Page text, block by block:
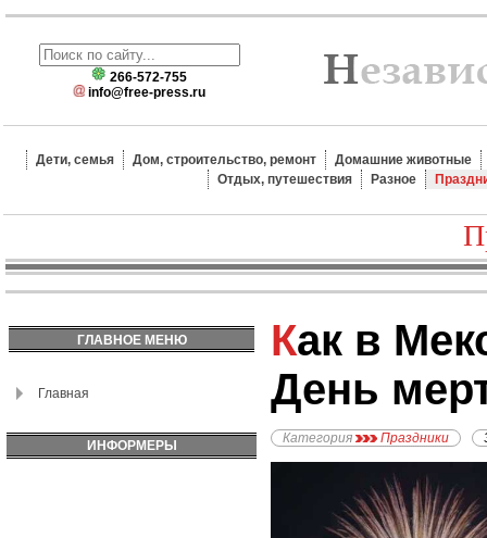
266-572-755
info@free-press.ru
Дети, семья Дом, строительство, ремонт
Домашние животные
Отдых, путешествия
Разное
ГЛАВНОЕ МЕНЮ
Главная
ИНФОРМЕРЫ
Как в Мексике отмечают
День
Категория Праздники